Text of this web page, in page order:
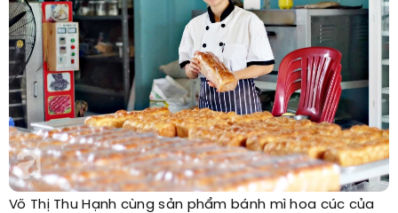
Võ Thị Thu Hạnh cùng sản phẩm bánh mì hoa cúc của